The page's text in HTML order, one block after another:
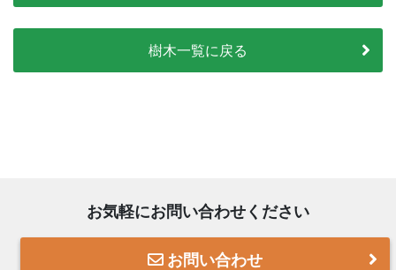
樹木一覧に戻る
お気軽にお問い合わせください
お問い合わせ